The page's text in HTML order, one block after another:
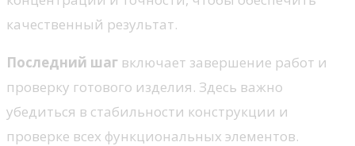
качественный результат.
Последний шаг включает завершение работ и
проверку готового изделия. Здесь важно
убедиться в стабильности конструкции и
проверке всех функциональных элементов.